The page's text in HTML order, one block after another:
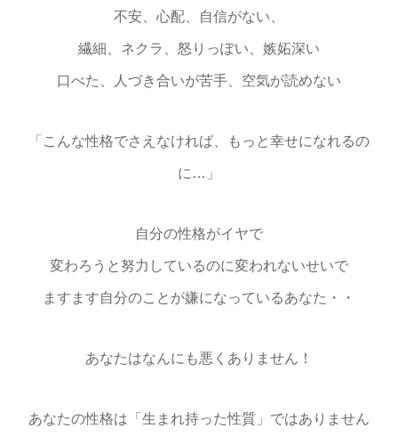
不安、心配、自信がない、
繊細、ネクラ、怒りっぽい、嫉妬深い
口べた、人づき合いが苦手、空気が読めない
「こんな性格でさえなければ、もっと幸せになれるの
に…」
自分の性格がイヤで
変わろうと努力しているのに変われないせいで
ますます自分のことが嫌になっているあなた・・
あなたはなんにも悪くありません！
あなたの性格は「生まれ持った性質」ではありません